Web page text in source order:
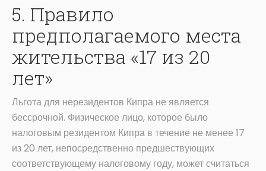
5. Правило
предполагаемого места
жительства «17 из 20
лет»
Льгота для нерезидентов Кипра не является
бессрочной. Физическое лицо, которое было
налоговым резидентом Кипра в течение не менее 17
из 20 лет, непосредственно предшествующих
соответствующему налоговому году, может считаться